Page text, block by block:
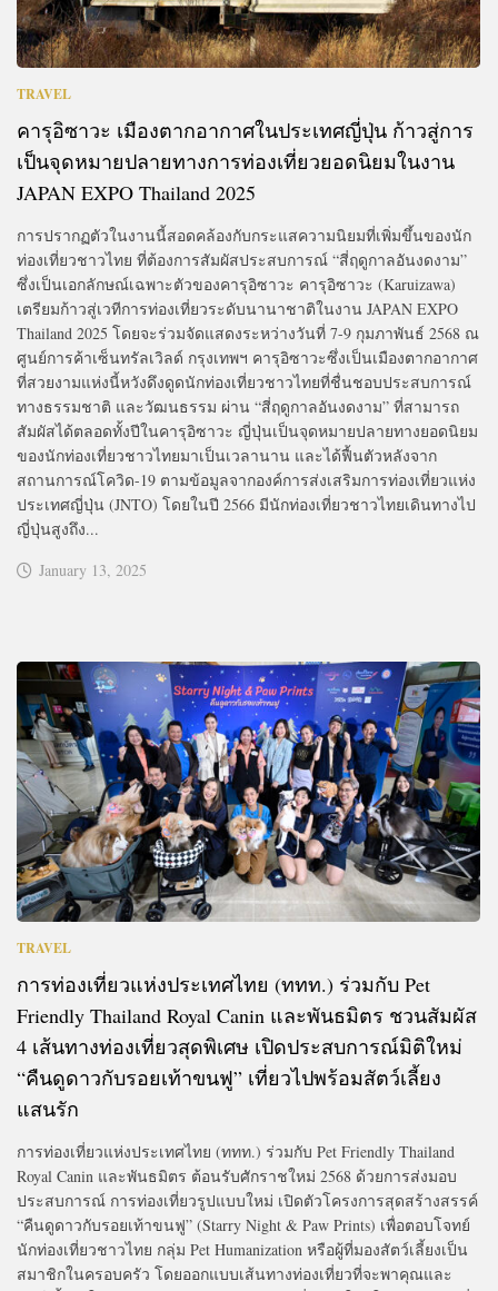
TRAVEL
คารุอิซาวะ เมืองตากอากาศในประเทศญี่ปุ่น ก้าวสู่การ
เป็นจุดหมายปลายทางการท่องเที่ยวยอดนิยมในงาน
JAPAN EXPO Thailand 2025
การปรากฏตัวในงานนี้สอดคล้องกับกระแสความนิยมที่เพิ่มขึ้นของนัก
ท่องเที่ยวชาวไทย ที่ต้องการสัมผัสประสบการณ์ “สี่ฤดูกาลอันงดงาม”
ซึ่งเป็นเอกลักษณ์เฉพาะตัวของคารุอิซาวะ คารุอิซาวะ (Karuizawa)
เตรียมก้าวสู่เวทีการท่องเที่ยวระดับนานาชาติในงาน JAPAN EXPO
Thailand 2025 โดยจะร่วมจัดแสดงระหว่างวันที่ 7-9 กุมภาพันธ์ 2568 ณ
ศูนย์การค้าเซ็นทรัลเวิลด์ กรุงเทพฯ คารุอิซาวะซึ่งเป็นเมืองตากอากาศ
ที่สวยงามแห่งนี้หวังดึงดูดนักท่องเที่ยวชาวไทยที่ชื่นชอบประสบการณ์
ทางธรรมชาติ และวัฒนธรรม ผ่าน “สี่ฤดูกาลอันงดงาม” ที่สามารถ
สัมผัสได้ตลอดทั้งปีในคารุอิซาวะ ญี่ปุ่นเป็นจุดหมายปลายทางยอดนิยม
ของนักท่องเที่ยวชาวไทยมาเป็นเวลานาน และได้ฟื้นตัวหลังจาก
สถานการณ์โควิด-19 ตามข้อมูลจากองค์การส่งเสริมการท่องเที่ยวแห่ง
ประเทศญี่ปุ่น (JNTO) โดยในปี 2566 มีนักท่องเที่ยวชาวไทยเดินทางไป
ญี่ปุ่นสูงถึง...
January 13, 2025
TRAVEL
การท่องเที่ยวแห่งประเทศไทย (ททท.) ร่วมกับ Pet
Friendly Thailand Royal Canin และพันธมิตร ชวนสัมผัส
4 เส้นทางท่องเที่ยวสุดพิเศษ เปิดประสบการณ์มิติใหม่
“คืนดูดาวกับรอยเท้าขนฟู” เที่ยวไปพร้อมสัตว์เลี้ยง
แสนรัก
การท่องเที่ยวแห่งประเทศไทย (ททท.) ร่วมกับ Pet Friendly Thailand
Royal Canin และพันธมิตร ต้อนรับศักราชใหม่ 2568 ด้วยการส่งมอบ
ประสบการณ์ การท่องเที่ยวรูปแบบใหม่ เปิดตัวโครงการสุดสร้างสรรค์
“คืนดูดาวกับรอยเท้าขนฟู” (Starry Night & Paw Prints) เพื่อตอบโจทย์
นักท่องเที่ยวชาวไทย กลุ่ม Pet Humanization หรือผู้ที่มองสัตว์เลี้ยงเป็น
สมาชิกในครอบครัว โดยออกแบบเส้นทางท่องเที่ยวที่จะพาคุณและ